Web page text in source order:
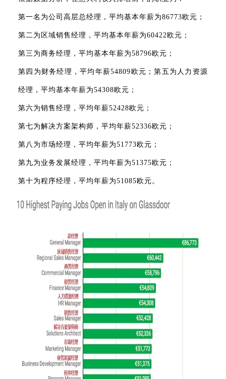
第一名为公司高层总经理，平均基本年薪为86773欧元；
第二为区域销售经理，平均基本年薪为60422欧元；
第三为商务经理，平均基本年薪为58796欧元；
第四为财务经理，平均年薪54809欧元；第五为人力资源
经理，平均基本年薪为54308欧元；
第六为销售经理，平均年薪52428欧元；
第七为解决方案架构师，平均年薪52336欧元；
第八为市场经理，平均年薪为51773欧元；
第九为业务发展经理，平均年薪为51375欧元；
第十为程序经理，平均年薪为51085欧元。